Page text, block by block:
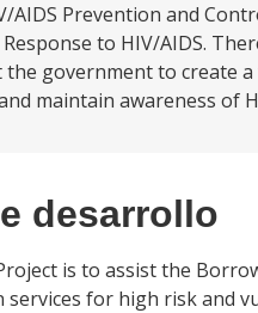
AIDS Prevention and
to HIV/AIDS.
the government to create
maintain awareness of
desarrollo
is to assist the
services for high risk and